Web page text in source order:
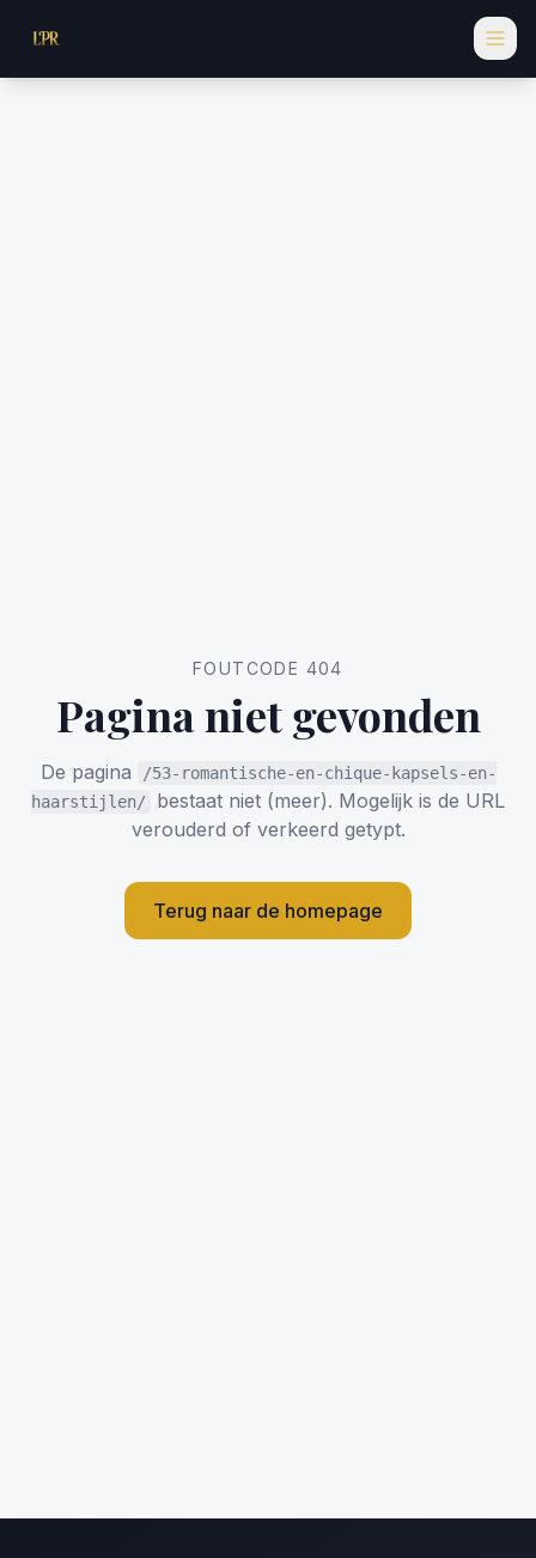
FOUTCODE 404
Pagina niet gevonden
De pagina
/53-romantische-en-chique-kapsels-en-
haarstijlen/
bestaat niet (meer). Mogelijk is de URL
verouderd of verkeerd getypt.
Terug naar de homepage